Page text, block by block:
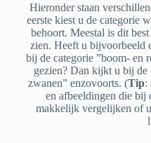
Hieronder staan
eerste kiest u de categorie
behoort. Meestal is dit
zien. Heeft u bijvoorbeeld
bij de categorie ”boom- en
gezien? Dan kijkt u bij de
zwanen” enzovoorts. (Tip:
en afbeeldingen die bij
makkelijk vergelijken of